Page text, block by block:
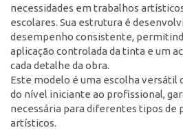
necessidades em trabalhos
escolares. Sua estrutura é
desempenho consistente,
aplicação controlada da tinta e um
cada detalhe da obra.
Este modelo é uma escolha versátil
do nível iniciante ao profissional,
necessária para diferentes tipos de
artísticos.